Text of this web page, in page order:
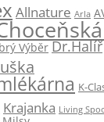
Allnature Arla
Výběr Dr.Halíř
K-
Krajanka Living